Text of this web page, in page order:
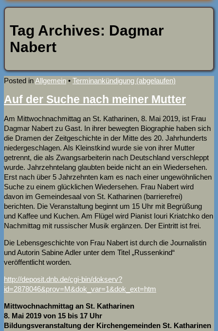
Tag Archives: Dagmar
Nabert
Posted inAllgemein • Terminankündigung (abgelaufen)
Auf der Suche nach meiner Mutter
Am Mittwochnachmittag an St. Katharinen, 8. Mai 2019, ist Frau
Dagmar Nabert zu Gast. In ihrer bewegten Biographie haben sich
die Dramen der Zeitgeschichte in der Mitte des 20. Jahrhunderts
niedergeschlagen. Als Kleinstkind wurde sie von ihrer Mutter
getrennt, die als Zwangsarbeiterin nach Deutschland verschleppt
wurde. Jahrzehntelang glaubten beide nicht an ein Wiedersehen.
Erst nach über 5 Jahrzehnten kam es nach einer ungewöhnlichen
Suche zu einem glücklichen Wiedersehen. Frau Nabert wird
davon im Gemeindesaal von St. Katharinen (barrierefrei)
berichten. Die Veranstaltung beginnt um 15 Uhr mit Begrüßung
und Kaffee und Kuchen. Am Flügel wird Pianist Iouri Kriatchko den
Nachmittag mit russischer Musik ergänzen. Der Eintritt ist frei.
Die Lebensgeschichte von Frau Nabert ist durch die Journalistin
und Autorin Sabine Adler unter dem Titel „Russenkind“
veröffentlicht worden.
http://deposit.dnb.de/cgi-bin/dokserv?
id=2878046&prov=M&dok_var=1&dok_ext=htm
Mittwochnachmittag an St. Katharinen
8. Mai 2019 von 15 bis 17 Uhr
Bildungsveranstaltung der Kirchengemeinden St. Katharinen